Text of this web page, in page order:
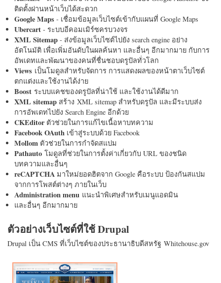
ติดตั้งผ่านหน้าเว็บได้สะดวก
Google Maps - เชื่อมข้อมูลเว็บไซต์เข้ากับแผนที่ Google Maps
Ubercart - ระบบอีคอมเมิร์ซครบวงจร
XML Sitemap - ส่งข้อมูลเว็บไซต์ไปยัง search engine อย่าง
อัตโนมัติ เพื่อเพิ่มอันดับในผลค้นหา และอื่นๆ อีกมากมาย กับการ
อัพเดทและพัฒนาของคนที่ชื่นชอบดรูปัลทั่วโลก
Views เป็นโมดูลสำหรับจัดการ การแสดงผลของหน้าตาเว็บไซต์
ตกแต่งและใช้งานได้ง่าย
Boost ระบบแคชของดรูปัลที่น่าใช้ และใช้งานได้ดีมาก
XML sitemap สร้าง XML sitemap สำหรับดรูปัล และมีระบบส่ง
การอัพเดทไปยัง Search Engine อีกด้วย
CKEditorตัวช่วยในการแก้ไขเนื้อหาบทความ
Facebook OAuth เข้าสู่ระบบด้วย Facebook
Mollom ตัวช่วยในการกำจัดสแปม
Pathauto โมดูลที่ช่วยในการตั้งค่าเกี่ยวกับ URL ของชนิด
บทความและอื่นๆ
reCAPTCHA มาใหม่ยอดฮิตจาก Google คือระบบ ป้องกันสแปม
จากการโพสต์ต่างๆ ภายในเว็บ
Administration menu แนะนำพิเศษสำหรับเมนูแอดมิน
และอื่นๆ อีกมากมาย
ตัวอย่างเว็บไซต์ที่ใช้ Drupal
Drupal เป็น CMS ที่เว็บไซต์ของประธานาธิบดีสหรัฐ Whitehouse.gov